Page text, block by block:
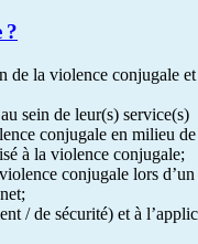
?
la violence conjugale
sein de leur(s) service(s)
conjugale en milieu
à la violence conjugale;
conjugale lors
/ de sécurité) et à